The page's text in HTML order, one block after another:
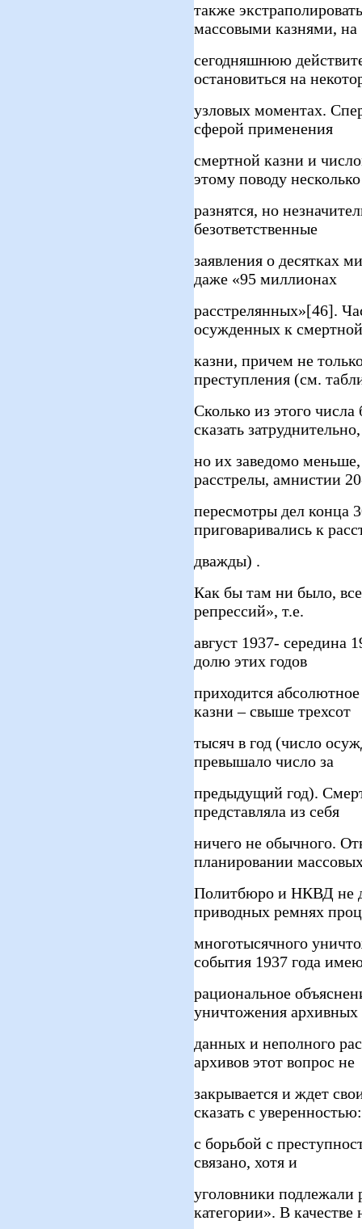
также
массовыми казнями, на
сегодняшнюю
остановиться на
узловых моментах.
сферой применения
смертной казни и
этому поводу несколько
разнятся, но
безответственные
заявления о десятках
даже «95 миллионах
расстрелянных»[46].
осужденных к смертной
казни, причем не
преступления (см.
Сколько из этого
сказать затруднительно,
но их заведомо
расстрелы, амнистии
пересмотры дел конца
приговаривались к
дважды) .
Как бы там ни было,
репрессий», т.е.
август 1937- середина
долю этих годов
приходится
казни – свыше трехсот
тысяч в год (число
превышало число за
предыдущий год).
представляла из себя
ничего не обычного.
планировании
Политбюро и НКВД не
приводных ремнях
многотысячного
события 1937 года
рациональное
уничтожения архивных
данных и неполного
архивов этот вопрос не
закрывается и ждет
сказать с уверенностью:
с борьбой с
связано, хотя и
уголовники подлежали
категории». В качестве